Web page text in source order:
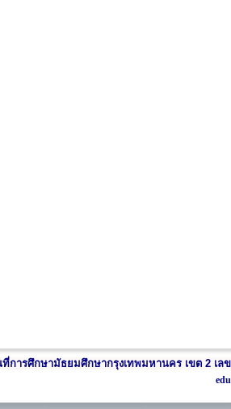
การศึกษามัธยมศึกษากรุงเทพมหานคร เขต 2 เล